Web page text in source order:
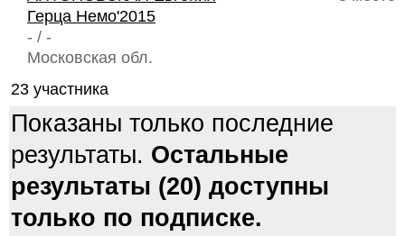
Герца Немо'2015
- / -
Московская обл.
23 участника
Показаны только последние
результаты. Остальные
результаты (20) доступны
только по подписке.